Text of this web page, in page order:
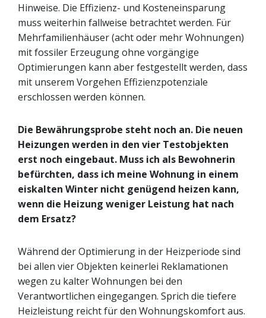
Hinweise. Die Effizienz- und Kosteneinsparung
muss weiterhin fallweise betrachtet werden. Für
Mehrfamilienhäuser (acht oder mehr Wohnungen)
mit fossiler Erzeugung ohne vorgängige
Optimierungen kann aber festgestellt werden, dass
mit unserem Vorgehen Effizienzpotenziale
erschlossen werden können.
Die Bewährungsprobe steht noch an. Die neuen
Heizungen werden in den vier Testobjekten
erst noch eingebaut. Muss ich als Bewohnerin
befürchten, dass ich meine Wohnung in einem
eiskalten Winter nicht genügend heizen kann,
wenn die Heizung weniger Leistung hat nach
dem Ersatz?
Während der Optimierung in der Heizperiode sind
bei allen vier Objekten keinerlei Reklamationen
wegen zu kalter Wohnungen bei den
Verantwortlichen eingegangen. Sprich die tiefere
Heizleistung reicht für den Wohnungskomfort aus.